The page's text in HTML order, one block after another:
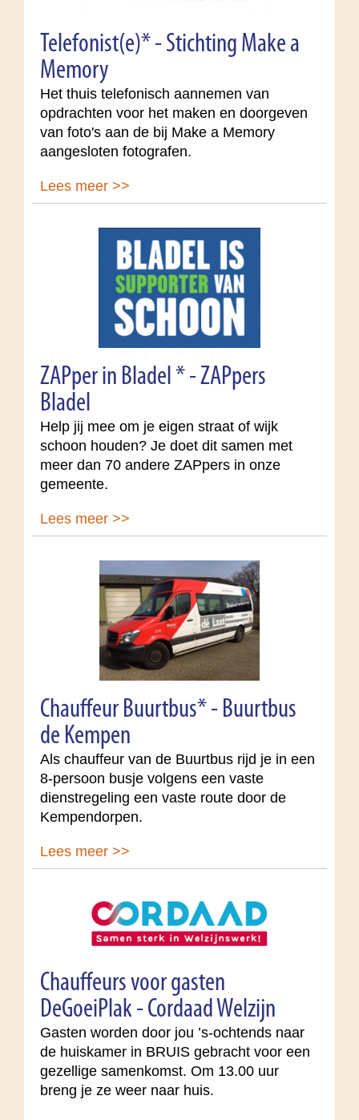
Telefonist(e)* - Stichting Make a
Memory
Het thuis telefonisch aannemen van
opdrachten voor het maken en doorgeven
van foto's aan de bij Make a Memory
aangesloten fotografen.
Lees meer >>
ZAPper in Bladel * - ZAPpers
Bladel
Help jij mee om je eigen straat of wijk
schoon houden? Je doet dit samen met
meer dan 70 andere ZAPpers in onze
gemeente.
Lees meer >>
Chauffeur Buurtbus* - Buurtbus
de Kempen
Als chauffeur van de Buurtbus rijd je in een
8-persoon busje volgens een vaste
dienstregeling een vaste route door de
Kempendorpen.
Lees meer >>
Chauffeurs voor gasten
DeGoeiPlak - Cordaad Welzijn
Gasten worden door jou ’s-ochtends naar
de huiskamer in BRUIS gebracht voor een
gezellige samenkomst. Om 13.00 uur
breng je ze weer naar huis.